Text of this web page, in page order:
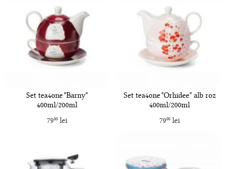
Set tea4one "Barny"
400ml/200ml
7900lei
Set tea4one "Orhidee" alb roz
400ml/200ml
7900lei